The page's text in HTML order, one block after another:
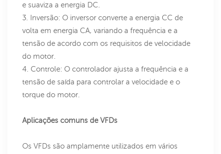
e suaviza a energia DC.
3. Inversão: O inversor converte a energia CC de
volta em energia CA, variando a frequência e a
tensão de acordo com os requisitos de velocidade
do motor.
4. Controle: O controlador ajusta a frequência e a
tensão de saída para controlar a velocidade e o
torque do motor.
Aplicações comuns de VFDs
Os VFDs são amplamente utilizados em vários